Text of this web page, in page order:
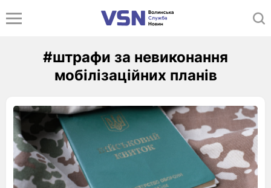
#штрафи за невиконання
мобілізаційних планів